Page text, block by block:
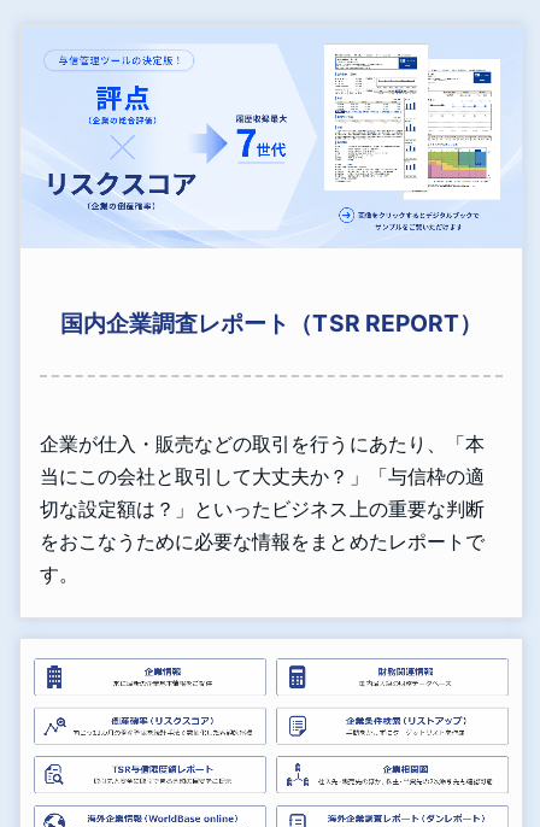
国内企業調査レポート（TSR REPORT）
企業が仕入・販売などの取引を行うにあたり、「本
当にこの会社と取引して大丈夫か？」「与信枠の適
切な設定額は？」といったビジネス上の重要な判断
をおこなうために必要な情報をまとめたレポートで
す。